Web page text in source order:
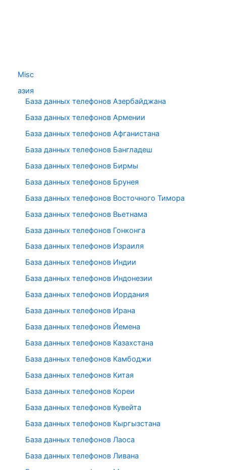
Misc
азия
База данных телефонов Азербайджана
База данных телефонов Армении
База данных телефонов Афганистана
База данных телефонов Бангладеш
База данных телефонов Бирмы
База данных телефонов Брунея
База данных телефонов Восточного Тимора
База данных телефонов Вьетнама
База данных телефонов Гонконга
База данных телефонов Израиля
База данных телефонов Индии
База данных телефонов Индонезии
База данных телефонов Иордания
База данных телефонов Ирана
База данных телефонов Йемена
База данных телефонов Казахстана
База данных телефонов Камбоджи
База данных телефонов Китая
База данных телефонов Кореи
База данных телефонов Кувейта
База данных телефонов Кыргызстана
База данных телефонов Лаоса
База данных телефонов Ливана